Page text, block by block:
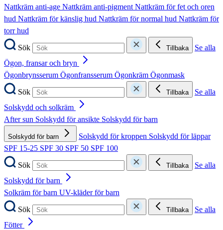
Nattkräm anti-age Nattkräm anti-pigmentNattkräm för fet och oren
hud Nattkräm för känslig hud Nattkräm för normal hud Nattkräm för
torr hud
Sök
Tillbaka
Se alla
Ögon, fransar och bryn
Ögonbrynsserum Ögonfransserum Ögonkräm Ögonmask
Sök
Tillbaka
Se alla
Solskydd och solkräm
After sun Solskydd för ansikte Solskydd för barn
Solskydd för barn Solskydd för kroppen Solskydd för läppar
SPF 15-25 SPF 30 SPF 50 SPF 100
Sök
Tillbaka
Se alla
Solskydd för barn
Solkräm för barn UV-kläder för barn
Sök
Tillbaka
Se alla
Fötter